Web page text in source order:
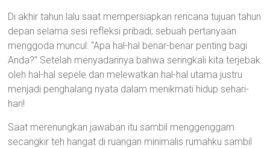
Di akhir tahun lalu saat mempersiapkan rencana tujuan tahun
depan selama sesi refleksi pribadi; sebuah pertanyaan
menggoda muncul: “Apa hal-hal benar-benar penting bagi
Anda?” Setelah menyadarinya bahwa seringkali kita terjebak
oleh hal-hal sepele dan melewatkan hal-hal utama justru
menjadi penghalang nyata dalam menikmati hidup sehari-
hari!
Saat merenungkan jawaban itu sambil menggenggam
secangkir teh hangat di ruangan minimalis rumahku sambil